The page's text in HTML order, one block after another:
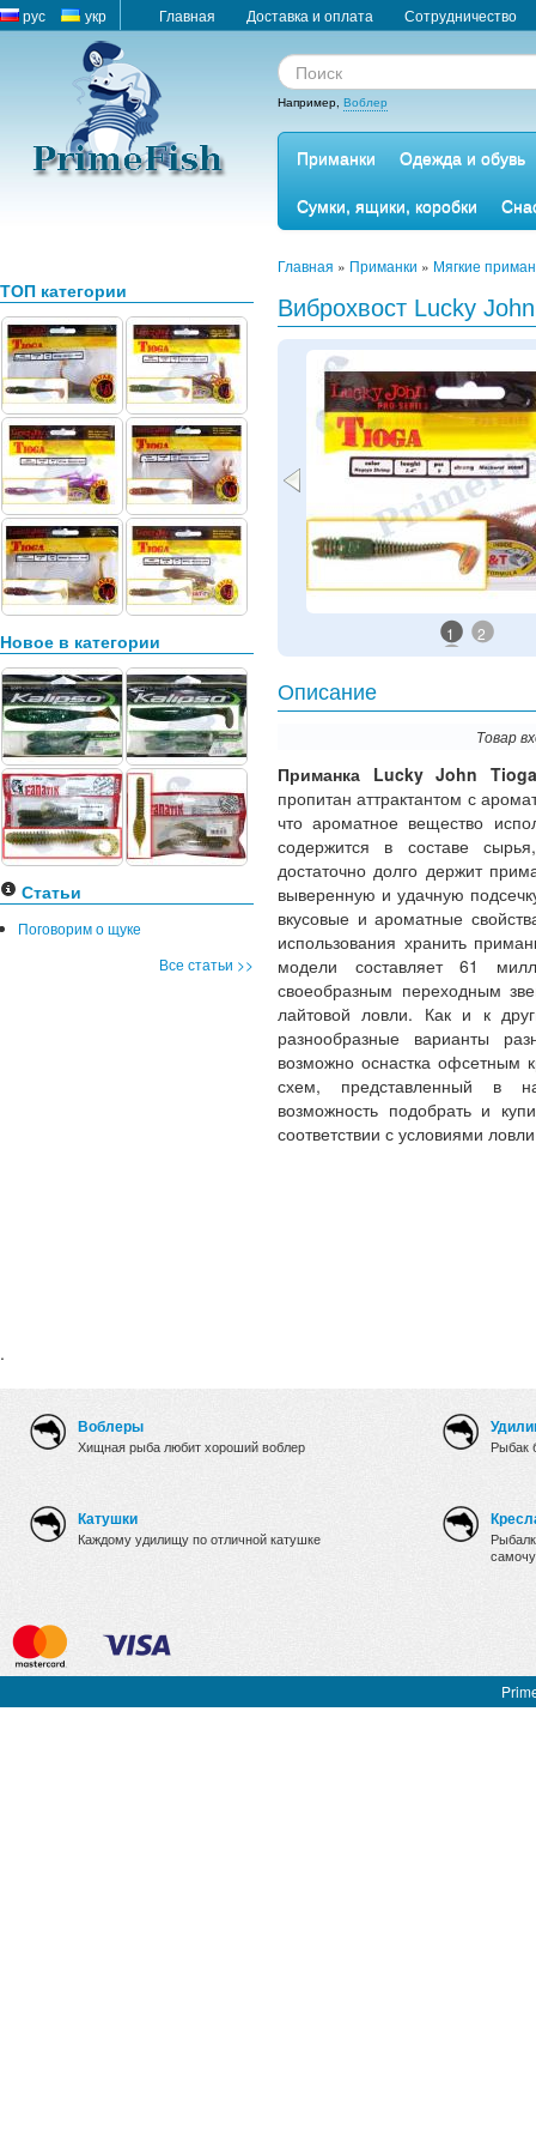
рус укр Главная Доставка и оплата Сотрудничество
Например, Воблер
Приманки
Одежда и обувь
Сумки, ящики, коробки
ТОП категории
Новое в категории
Статьи
Поговорим о щуке
Все статьи >>
.
Главная » Приманки » Мягкие
Виброхвост Lucky
1 2
Описание
Товар
Приманка Lucky John Tioga
пропитан аттрактантом с
что ароматное вещество
содержится в составе
достаточно долго держит
выверенную и удачную
вкусовые и ароматные
использования хранить
модели составляет 61
своеобразным переходным
лайтовой ловли. Как и к
разнообразные варианты
возможно оснастка офсетным
схем, представленный в
возможность подобрать и
соответствии с условиями
Воблеры
Хищная рыба любит хороший воблер
Катушки
Каждому удилищу по отличной катушке
Рыбак